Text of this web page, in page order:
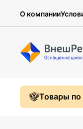
О компании
Товары